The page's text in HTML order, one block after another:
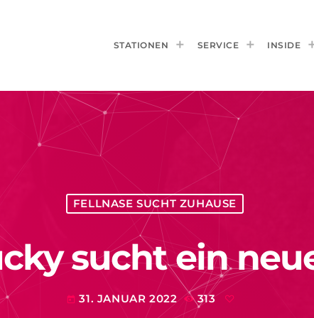
STATIONEN SERVICE INSIDE
FELLNASE SUCHT ZUHAUSE
sucht ein
today 31. JANUAR 2022 313